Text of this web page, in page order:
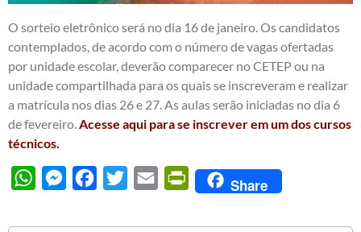
O sorteio eletrônico será no dia 16 de janeiro. Os candidatos
contemplados, de acordo com o número de vagas ofertadas
por unidade escolar, deverão comparecer no CETEP ou na
unidade compartilhada para os quais se inscreveram e realizar
a matrícula nos dias 26 e 27. As aulas serão iniciadas no dia 6
de fevereiro. Acesse aqui para se inscrever em um dos cursos
técnicos.
WhatsAppMessengerFacebook
Twitter Email PrintFriendly
Share